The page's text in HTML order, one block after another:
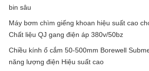
bin sâu
Máy bơm chìm giếng khoan hiệu suất cao
Chất liệu QJ gang điện áp 380v/50bz
Chiều kính ổ cắm 50-500mm Borewell
năng lượng điện Hiệu suất cao